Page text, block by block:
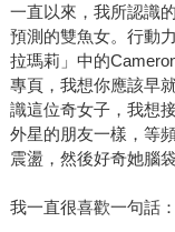
一直以來，我所認識
預測的雙魚女。行動
拉瑪莉」中的
專頁，我想你應該早
識這位奇女子，我想
外星的朋友一樣，等
震盪，然後好奇她腦
我一直很喜歡一句話